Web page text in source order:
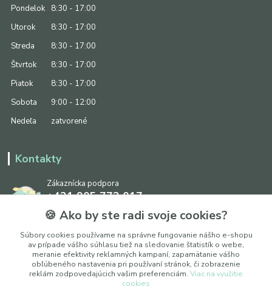
Pondelok
8:30 - 17:00
Utorok
8:30 - 17:00
Streda
8:30 - 17:00
Štvrtok
8:30 - 17:00
Piatok
8:30 - 17:00
Sobota
9:00 - 12:00
Nedeľa
zatvorené
Kontakty
Zákaznícka podpora
+421 905 773 017
(Po-Pia, 8:30 - 17:00, So: 9:00 - 12:00)
info@ipapier.sk
🍪 Ako by ste radi svoje cookies?
Súbory cookies používame na správne fungovanie nášho e-shopu
av prípade vášho súhlasu tiež na sledovanie štatistík o webe,
meranie efektivity reklamných kampaní, zapamätanie vášho
obľúbeného nastavenia pri používaní stránok, či zobrazenie
reklám zodpovedajúcich vašim preferenciám. Viac na využitie
cookies